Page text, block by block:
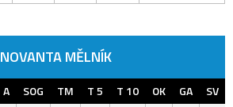
NOVANTA MĚLNÍK
A SOG TM T 5 T 10 OK GA
SV